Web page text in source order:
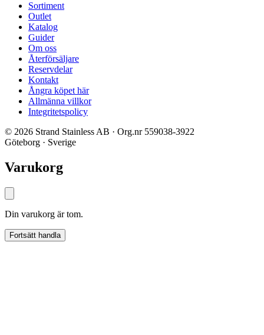
Sortiment
Outlet
Katalog
Guider
Om oss
Återförsäljare
Reservdelar
Kontakt
Ångra köpet här
Allmänna villkor
Integritetspolicy
© 2026 Strand Stainless AB · Org.nr 559038-3922
Göteborg · Sverige
Varukorg
Din varukorg är tom.
Fortsätt handla